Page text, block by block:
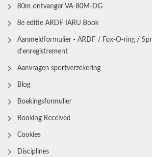
80m ontvanger VA-80M-DG
8e editie ARDF IARU Book
Aanmeldformulier - ARDF / Fox-O-ring /
d'enregistrement
Aanvragen sportverzekering
Blog
Boekingsformulier
Booking Received
Cookies
Disciplines